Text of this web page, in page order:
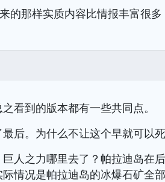
的那样实质内容比情报丰富很多
看到的版本都有一些共同点。
后。为什么不让这个早就可以
人之力哪里去了？帕拉迪岛在
情况是帕拉迪岛的冰爆石矿全